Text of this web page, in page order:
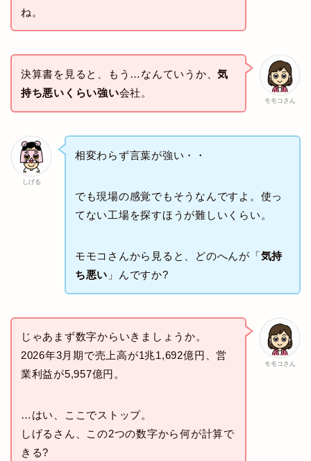
ね。
モモコさん
決算書を見ると、もう…なんていうか、気
持ち悪いくらい強い会社。
しげる
相変わらず言葉が強い・・
でも現場の感覚でもそうなんですよ。使っ
てない工場を探すほうが難しいくらい。
モモコさんから見ると、どのへんが「気持
ち悪い 」んですか?
モモコさん
じゃあまず数字からいきましょうか。
2026年3月期で売上高が1兆1,692億円、営
業利益が5,957億円。
…はい、ここでストップ。
しげるさん、この2つの数字から何が計算で
きる?